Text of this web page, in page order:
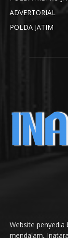
ADVERTORIAL
POLDA JATIM
Website
mendalam,